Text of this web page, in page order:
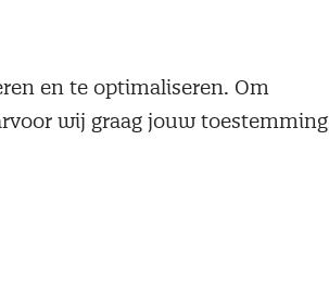
en te optimaliseren. Om
wij graag jouw toestemming